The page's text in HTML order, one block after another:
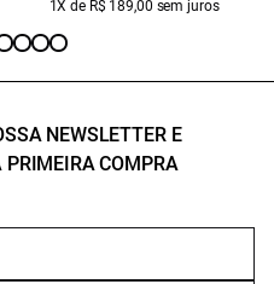
1X de R$ 189,00 sem juros
NEWSLETTER E
PRIMEIRA COMPRA